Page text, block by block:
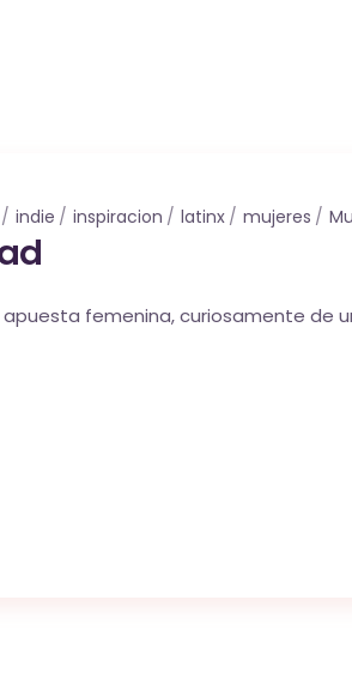
indie inspiracion latinx mujeres
femenina, curiosamente